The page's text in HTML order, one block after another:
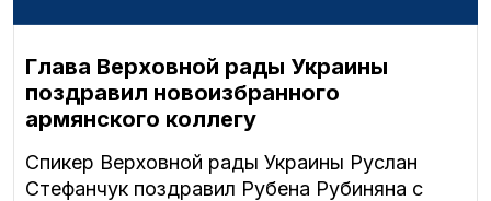
Глава Верховной рады Украины
поздравил новоизбранного
армянского коллегу
Спикер Верховной рады Украины Руслан
Стефанчук поздравил Рубена Рубиняна с